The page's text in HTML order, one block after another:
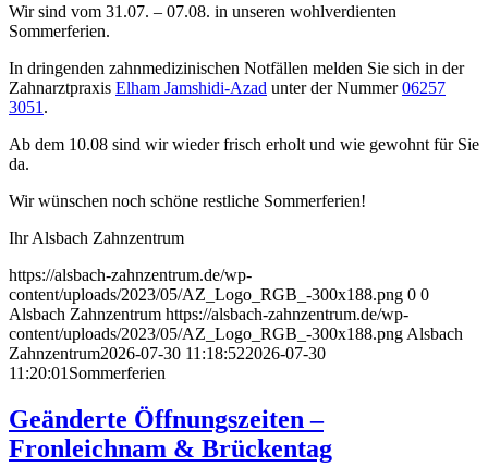
Wir sind vom 31.07. – 07.08. in unseren wohlverdienten
Sommerferien.
In dringenden zahnmedizinischen Notfällen melden Sie sich in der
Zahnarztpraxis Elham Jamshidi-Azad unter der Nummer06257
3051 .
Ab dem 10.08 sind wir wieder frisch erholt und wie gewohnt für Sie
da.
Wir wünschen noch schöne restliche Sommerferien!
Ihr Alsbach Zahnzentrum
https://alsbach-zahnzentrum.de/wp-
content/uploads/2023/05/AZ_Logo_RGB_-300x188.png 0 0
Alsbach Zahnzentrum https://alsbach-zahnzentrum.de/wp-
content/uploads/2023/05/AZ_Logo_RGB_-300x188.png Alsbach
Zahnzentrum2026-07-30 11:18:522026-07-30
11:20:01 Sommerferien
Geänderte Öffnungszeiten –
Fronleichnam & Brückentag